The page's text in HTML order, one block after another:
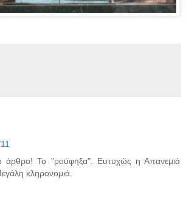
άρθρο! Το "ρούφηξα". Ευτυχώς η Απανεμιά
κληρονομιά.